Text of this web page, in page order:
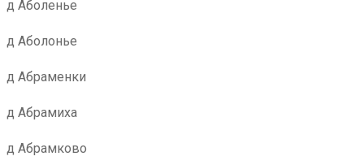
д Аболенье
д Аболонье
д Абраменки
д Абрамиха
д Абрамково